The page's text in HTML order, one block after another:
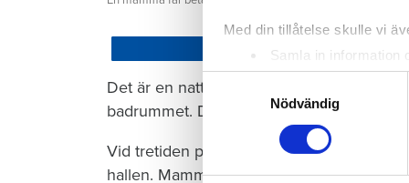
Med din tillåtelse skulle vi
Samla in information
Identifiera din enhet
Ta reda på mer om hur
eller dra tillbaka ditt
Samtyckesval
Nödvändig
Det är en natt hösten 2022. Barnet som
badrummet. Där vrider barnet på kranen
Vid tretiden på natten vaknar mamman
hallen. Mamman torkar förtvivlat upp